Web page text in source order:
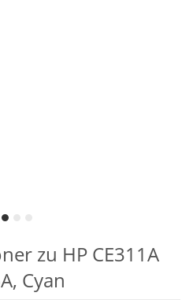
zu HP CE311A
Cyan